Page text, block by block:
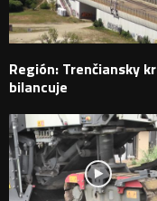
Región: Trenčiansky
bilancuje